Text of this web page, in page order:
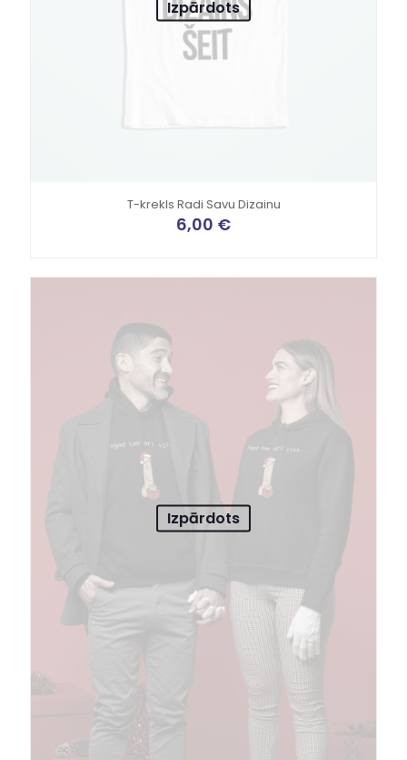
Izpārdots
T-krekls Radi Savu Dizainu
6,00 €
Izpārdots